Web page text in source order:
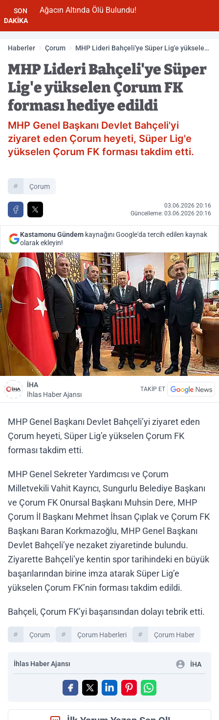
SON
DAKİKA
Ağacın Altında Ölü Bulundu!
Haberler Çorum
MHP Lideri Bahçeli'ye Süper Lig'e yükselen
MHP Lideri Bahçeli'ye Süper
Lig'e yükselen Çorum FK
forması hediye edildi
MHP Genel Başkanı Devlet Bahçeli'yi
ziyaret eden Çorum heyeti, Süper Lig'e
yükselen Çorum FK forması takdim etti.
Çorum
03.06.2026 20:16
Güncelleme: 03.06.2026 20:16
Kastamonu Gündem kaynağını Google'da tercih edilen kaynak
olarak ekleyin!
İHA
İhlas Haber Ajansı
TAKİP ET
MHP Genel Başkanı Devlet Bahçeli’yi ziyaret eden
Çorum heyeti, Süper Lig’e yükselen Çorum FK
forması takdim etti.
MHP Genel Sekreter Yardımcısı ve Çorum
Milletvekili Vahit Kayrıcı, Sungurlu Belediye Başkanı
ve Çorum FK Onursal Başkanı Muhsin Dere, MHP
Çorum İl Başkanı Mehmet İhsan Çıplak ve Çorum FK
Başkanı Baran Korkmazoğlu, MHP Genel Başkanı
Devlet Bahçeli’ye nezaket ziyaretinde bulundu.
Ziyarette Bahçeli’ye kentin spor tarihindeki en büyük
başarılarından birine imza atarak Süper Lig’e
yükselen Çorum FK’nin forması takdim edildi.
Bahçeli, Çorum FK’yi başarısından dolayı tebrik etti.
Çorum Çorum Haberleri Çorum Haber
İhlas Haber Ajansı İHA